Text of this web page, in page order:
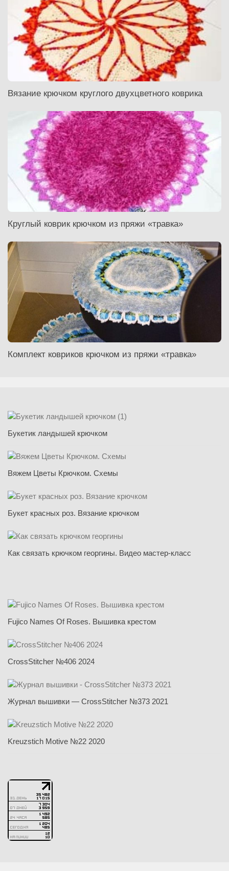
Вязание крючком круглого двухцветного коврика
Круглый коврик крючком из пряжи «травка»
Комплект ковриков крючком из пряжи «травка»
Букетик ландышей крючком
Вяжем Цветы Крючком. Схемы
Букет красных роз. Вязание крючком
Как связать крючком георгины. Видео мастер-класс
Fujico Names Of Roses. Вышивка крестом
CrossStitcher №406 2024
Журнал вышивки — CrossStitcher №373 2021
Kreuzstich Motive №22 2020